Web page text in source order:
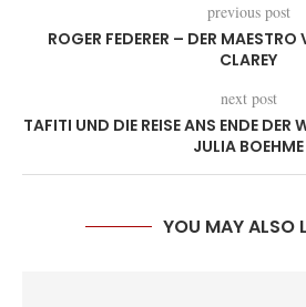
previous post
ROGER FEDERER – DER
CLAREY
next post
TAFITI UND DIE REISE ANS ENDE DER
JULIA BOEHME
YOU MAY ALSO